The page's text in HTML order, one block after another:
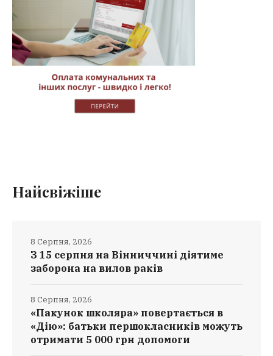
Найсвіжіше
З 15 серпня на Вінниччині діятиме
заборона на вилов раків
8 Серпня, 2026
«Пакунок школяра» повертається в
«Дію»: батьки першокласників можуть
отримати 5 000 грн допомоги
8 Серпня, 2026